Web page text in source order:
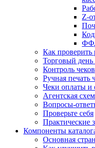
Z-
Как проверить
Торговый
Контроль чеков
Ручная печать
Чеки оплаты и
Агентская
Вопросы-
Проверьте себя
Практические
Компоненты
Основная